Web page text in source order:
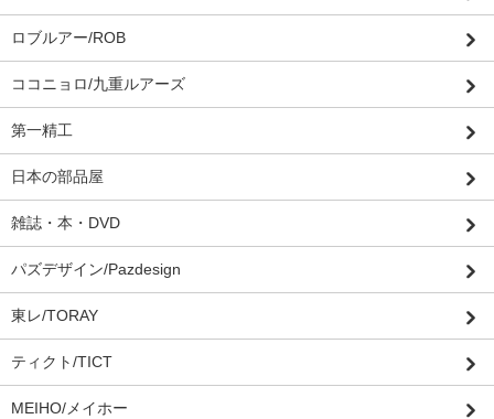
ロブルアー/ROB
ココニョロ/九重ルアーズ
第一精工
日本の部品屋
雑誌・本・DVD
パズデザイン/Pazdesign
東レ/TORAY
ティクト/TICT
MEIHO/メイホー